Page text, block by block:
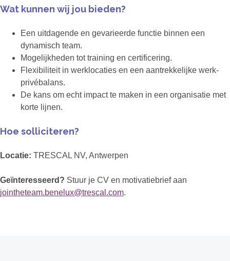
Wat kunnen wij jou bieden?
Een uitdagende en gevarieerde functie binnen een
dynamisch team.
Mogelijkheden tot training en certificering.
Flexibiliteit in werklocaties en een aantrekkelijke werk-
privébalans.
De kans om echt impact te maken in een organisatie met
korte lijnen.
Hoe solliciteren?
Locatie: TRESCAL NV, Antwerpen
Geïnteresseerd? Stuur je CV en motivatiebrief aan
jointheteam.benelux@trescal.com.